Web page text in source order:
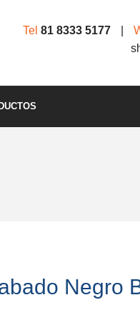
Tel 81 8333 5177
Negro